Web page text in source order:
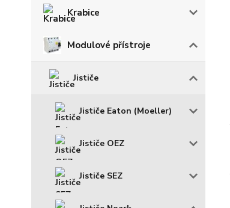
Krabice
Modulové přístroje
Jističe
Jističe Eaton (Moeller)
Jističe OEZ
Jističe SEZ